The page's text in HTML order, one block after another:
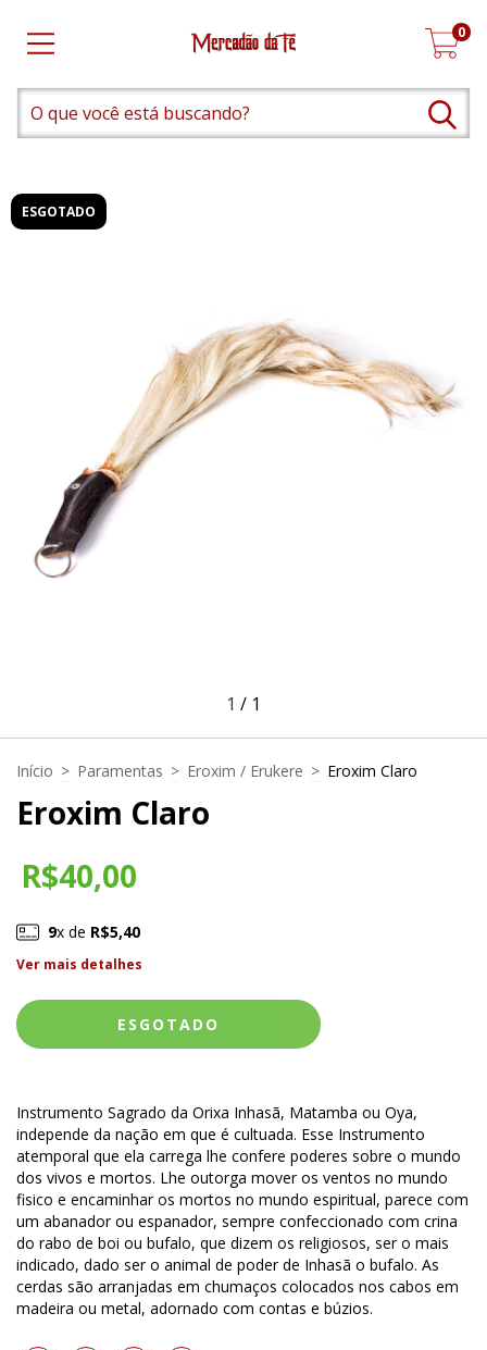
0
ESGOTADO
1 / 1
Início > Paramentas > Eroxim / Erukere > Eroxim Claro
Eroxim Claro
R$40,00
9x de R$5,40
Ver mais detalhes
Instrumento Sagrado da Orixa Inhasã, Matamba ou Oya,
independe da nação em que é cultuada. Esse Instrumento
atemporal que ela carrega lhe confere poderes sobre o mundo
dos vivos e mortos. Lhe outorga mover os ventos no mundo
fisico e encaminhar os mortos no mundo espiritual, parece com
um abanador ou espanador, sempre confeccionado com crina
do rabo de boi ou bufalo, que dizem os religiosos, ser o mais
indicado, dado ser o animal de poder de Inhasã o bufalo. As
cerdas são arranjadas em chumaços colocados nos cabos em
madeira ou metal, adornado com contas e búzios.